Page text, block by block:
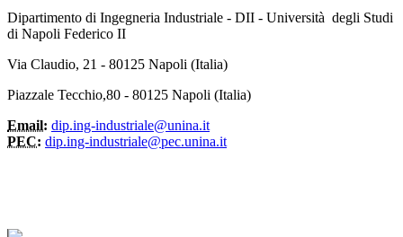
Dipartimento di Ingegneria Industriale - DII - Università degli Studi
di Napoli Federico II
Via Claudio, 21 - 80125 Napoli (Italia)
Piazzale Tecchio,80 - 80125 Napoli (Italia)
Email: dip.ing-industriale@unina.it
PEC: dip.ing-industriale@pec.unina.it